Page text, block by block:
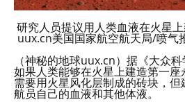
研究人员提议用人类血液在火星
uux.cn美国国家航空航天局/喷气
（神秘的地球uux.cn）据《大众科
如果人类能够在火星上建造第一
需要用火星风化层制成的砖块，
航员自己的血液和其他体液。